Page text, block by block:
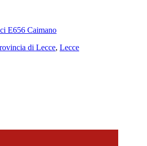
E656 Caimano
di Lecce, Lecce